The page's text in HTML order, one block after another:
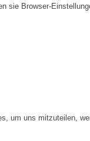
sie Browser-
um uns mitzuteilen,